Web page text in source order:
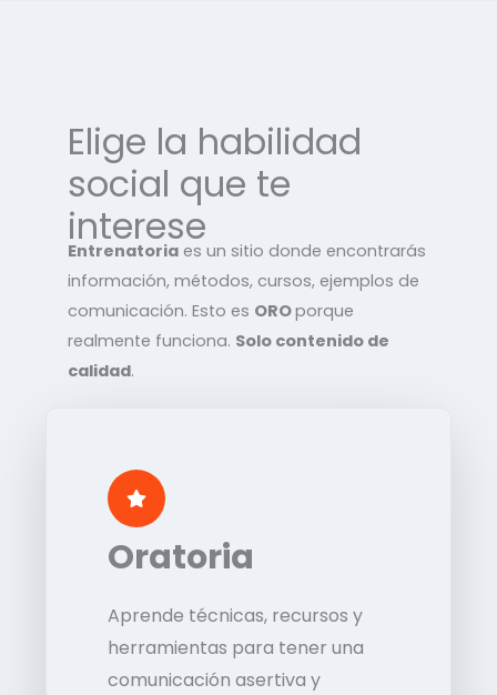
Elige la habilidad
social que te
interese
Entrenatoria es un sitio donde encontrarás
información, métodos, cursos, ejemplos de
comunicación. Esto es OROporque
realmente funciona. Solo contenido de
calidad.
Oratoria
Aprende técnicas, recursos y
herramientas para tener una
comunicación asertiva y